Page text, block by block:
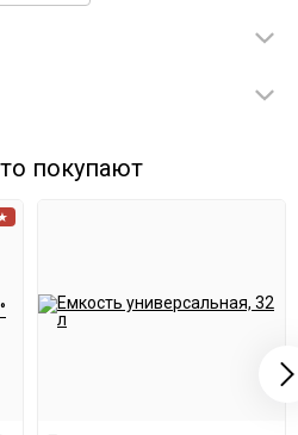
самогонным аппаратом Wein 6
покупают